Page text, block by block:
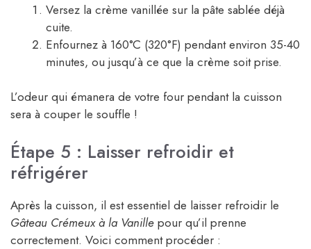
Versez la crème vanillée sur la pâte sablée déjà
cuite.
Enfournez à 160°C (320°F) pendant environ 35-40
minutes, ou jusqu’à ce que la crème soit prise.
L’odeur qui émanera de votre four pendant la cuisson
sera à couper le souffle !
Étape 5 : Laisser refroidir et
réfrigérer
Après la cuisson, il est essentiel de laisser refroidir le
Gâteau Crémeux à la Vanille pour qu’il prenne
correctement. Voici comment procéder :